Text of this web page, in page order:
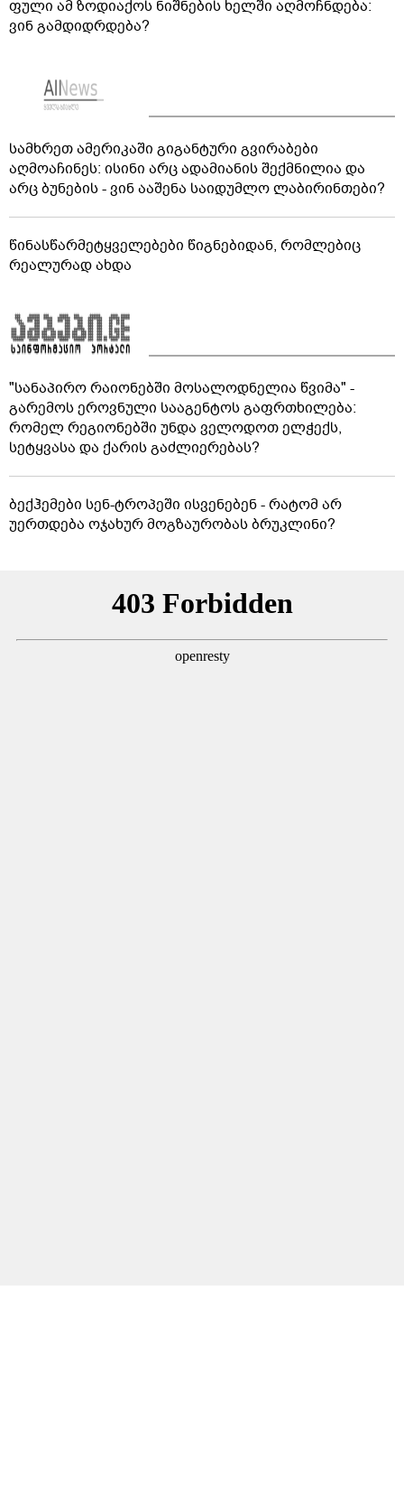
ფული ამ ზოდიაქოს ნიშნების ხელში აღმოჩნდება:
ვინ გამდიდრდება?
სამხრეთ ამერიკაში გიგანტური გვირაბები
აღმოაჩინეს: ისინი არც ადამიანის შექმნილია და
არც ბუნების - ვინ ააშენა საიდუმლო ლაბირინთები?
წინასწარმეტყველებები წიგნებიდან, რომლებიც
რეალურად ახდა
"სანაპირო რაიონებში მოსალოდნელია წვიმა" -
გარემოს ეროვნული სააგენტოს გაფრთხილება:
რომელ რეგიონებში უნდა ველოდოთ ელჭექს,
სეტყვასა და ქარის გაძლიერებას?
ბექჰემები სენ-ტროპეში ისვენებენ - რატომ არ
უერთდება ოჯახურ მოგზაურობას ბრუკლინი?